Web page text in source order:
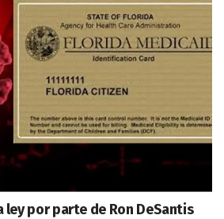
ley por parte de Ron DeSantis